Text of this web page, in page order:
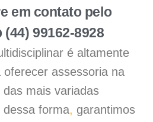
em contato pelo
99162-8928
é altamente
oferecer assessoria na
das mais variadas
dessa forma, garantimos